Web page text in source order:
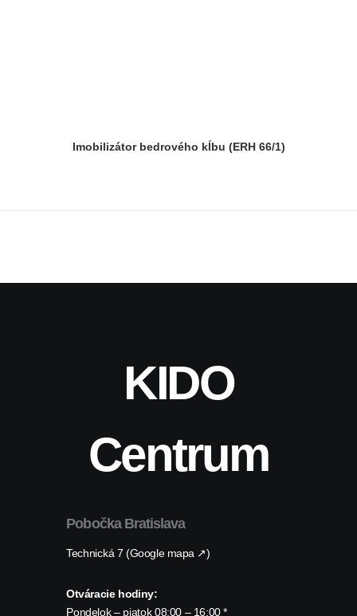
Imobilizátor bedrového kĺbu (ERH 66/1)
KIDO
Centrum
Pobočka Bratislava
Technická 7 (Google mapa ↗)
Otváracie hodiny:
Pondelok – piatok 08:00 – 16:00 *